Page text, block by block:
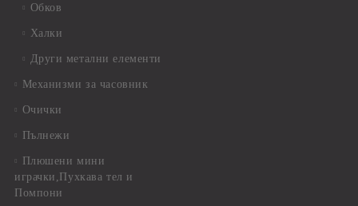
Обков
Халки
Други метални елементи
Механизми за часовник
Очички
Пълнежи
Плюшени мини
играчки,Пухкава тел и
Помпони